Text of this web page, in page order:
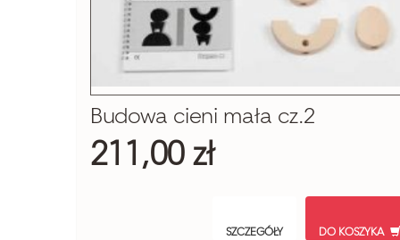
Budowa cieni mała cz.2
211,00 zł
SZCZEGÓŁY DO KOSZYKA